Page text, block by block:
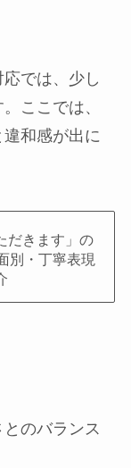
では、少し
ここでは、
和感が出に
だきます」の
別・丁寧表現
のバランス